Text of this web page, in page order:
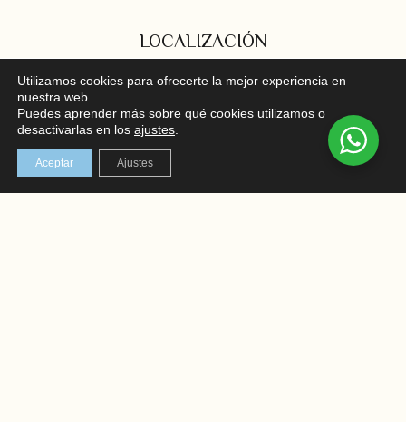
LOCALIZACIÓN
C/ Mayor 102, bajo, Santa Pola
En el corazón de la Costa Blanca
REDES SOCIALES
Instagram Facebook
Utilizamos cookies para ofrecerte la mejor experiencia en
nuestra web.
Puedes aprender más sobre qué cookies utilizamos o
desactivarlas en los ajustes
Aceptar Ajustes